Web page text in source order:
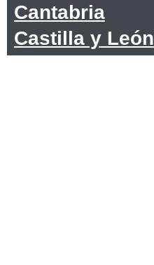
Cantabria
Castilla y León